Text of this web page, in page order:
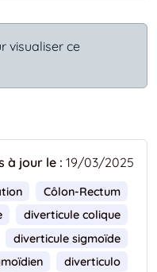
visualiser ce
à jour le : 19/03/2025
Côlon-Rectum
diverticule colique
diverticule sigmoïde
diverticulo